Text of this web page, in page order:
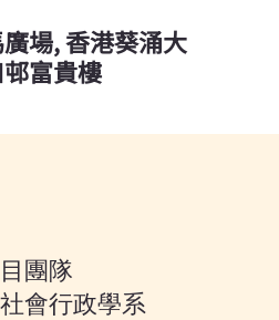
場, 香港葵涌大
富貴樓
團隊
會行政學系